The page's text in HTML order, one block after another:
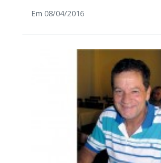
Em 08/04/2016